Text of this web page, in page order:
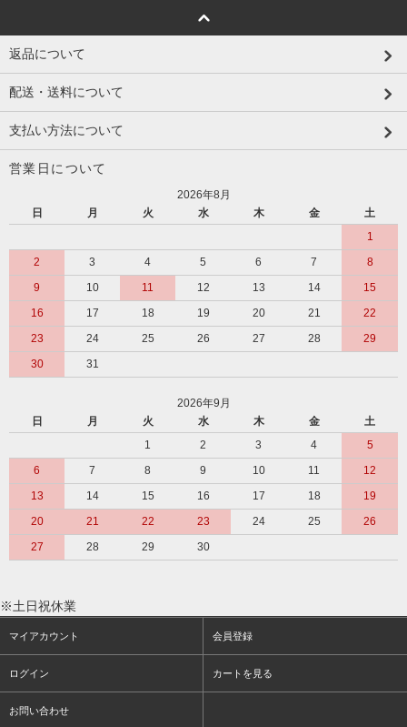
返品について
配送・送料について
支払い方法について
営業日について
2026年8月
日
月 火 水 木 金
土
1
2
3 4 5 6 7
8
9
10 11 12 13 14
15
16
17 18 19 20 21
22
23
24 25 26 27 28
29
30
31
2026年9月
日
月 火 水 木 金
土
1
2 3 4
5
6
7 8 9 10 11
12
13
14 15 16 17 18
19
20
21 22 23 24 25
26
27
28 29 30
※土日祝休業
マイアカウント 会員登録
ログイン カートを見る
お問い合わせ